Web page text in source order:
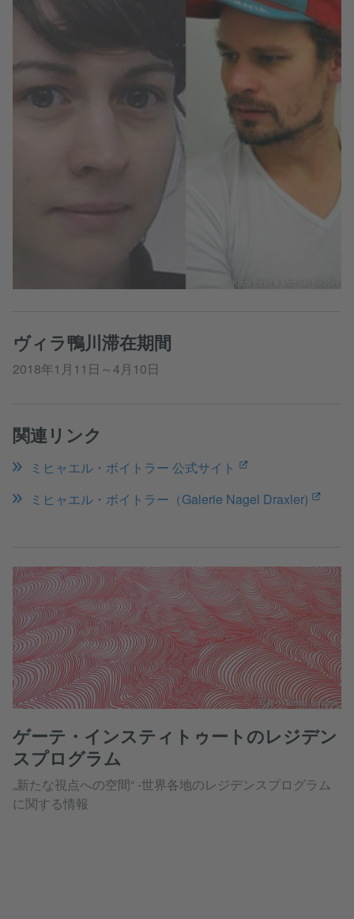
© Klara Bindl & Michael Beutler
ヴィラ鴨川滞在期間
2018年1月11日～4月10日
関連リンク
ミヒャエル・ボイトラー 公式サイト
ミヒャエル・ボイトラー（Galerie Nagel Draxler)
写真： Tomáš Souček
ゲーテ・インスティトゥートのレジデン
スプログラム
„新たな視点への空間“ -世界各地のレジデンスプログラム
に関する情報